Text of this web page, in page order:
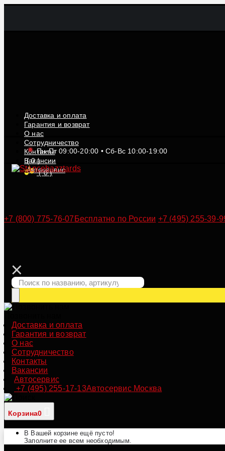
Доставка и оплата
Гарантия и возврат
О нас
Сотрудничество
Контакты
Вакансии
Автосервис
Пн-Пт 09:00-20:00 • Сб-Вс 10:00-19:00
(0)
(0)
+7 (800) 775-76-07 Бесплатно по России +7 (495) 255-39-
Доставка и оплата
Гарантия и возврат
О нас
Сотрудничество
Контакты
Вакансии
Автосервис
+7 (495) 255-17-13Автосервис Москва
Корзина0
В Вашей корзине ещё пусто!
Заполните ее всем необходимым.